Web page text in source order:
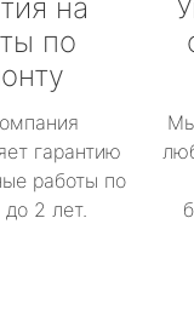
на
по
гарантию
работы по
2 лет.